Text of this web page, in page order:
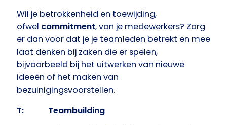
Wil je betrokkenheid en toewijding,
ofwel commitment, van je medewerkers? Zorg
er dan voor dat je je teamleden betrekt en mee
laat denken bij zaken die er spelen,
bijvoorbeeld bij het uitwerken van nieuwe
ideeën of het maken van
bezuinigingsvoorstellen.
T: Teambuilding